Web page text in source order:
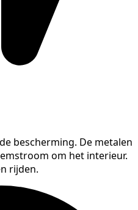
bescherming. De metalen
om het interieur.
rijden.